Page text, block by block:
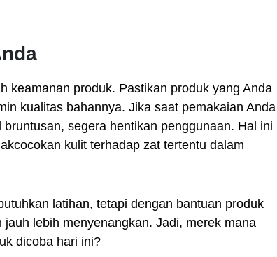
keamanan produk. Pastikan produk yang Anda
kualitas bahannya. Jika saat pemakaian Anda
segera hentikan penggunaan. Hal ini
kulit terhadap zat tertentu dalam
latihan, tetapi dengan bantuan produk
lebih menyenangkan. Jadi, merek mana
dicoba hari ini?